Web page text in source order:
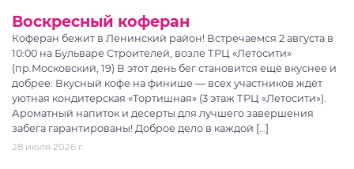
Воскресный коферан
Коферан бежит в Ленинский район! Встречаемся 2 августа в
10:00 на Бульваре Строителей, возле ТРЦ «Летосити»
(пр.Московский, 19) В этот день бег становится ещё вкуснее и
добрее: Вкусный кофе на финише — всех участников ждёт
уютная кондитерская «Тортишная» (3 этаж ТРЦ «Летосити»).
Ароматный напиток и десерты для лучшего завершения
забега гарантированы! Доброе дело в каждой […]
28 июля 2026 г.